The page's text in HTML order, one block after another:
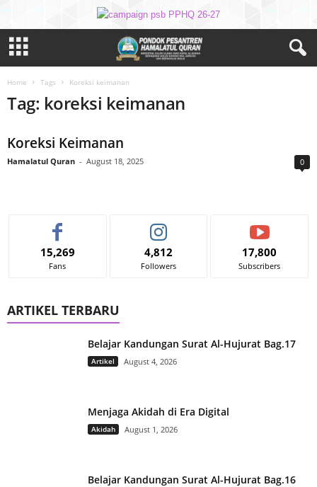
Home Tags Koreksi keimanan
Tag: koreksi keimanan
Koreksi Keimanan
Hamalatul Quran - August 18, 2025 0
15,269
Fans
4,812
Followers
17,800
Subscribers
ARTIKEL TERBARU
Belajar Kandungan Surat Al-Hujurat Bag.17
Artikel August 4, 2026
Menjaga Akidah di Era Digital
Akidah August 1, 2026
Belajar Kandungan Surat Al-Hujurat Bag.16